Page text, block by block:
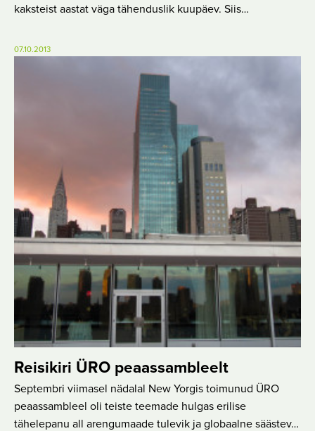
kaksteist aastat väga tähenduslik kuupäev. Siis…
07.10.2013
Reisikiri ÜRO peaassambleelt
Septembri viimasel nädalal New Yorgis toimunud ÜRO
peaassambleel oli teiste teemade hulgas erilise
tähelepanu all arengumaade tulevik ja globaalne säästev…